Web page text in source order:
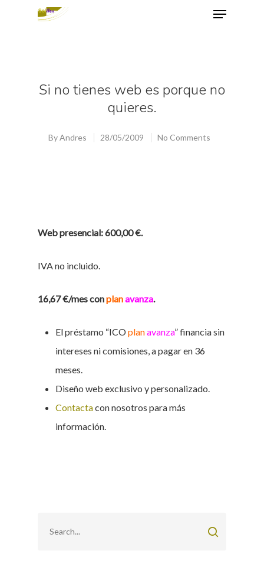
Si no tienes web es porque no
quieres.
ByAndres 28/05/2009 No Comments
Web presencial: 600,00 €.
IVA no incluido.
16,67 €/mes conplanavanza.
El préstamo “ICOplanavanza” financia sin
intereses ni comisiones, a pagar en 36
meses.
Diseño web exclusivo y personalizado.
Contactacon nosotros para más
información.